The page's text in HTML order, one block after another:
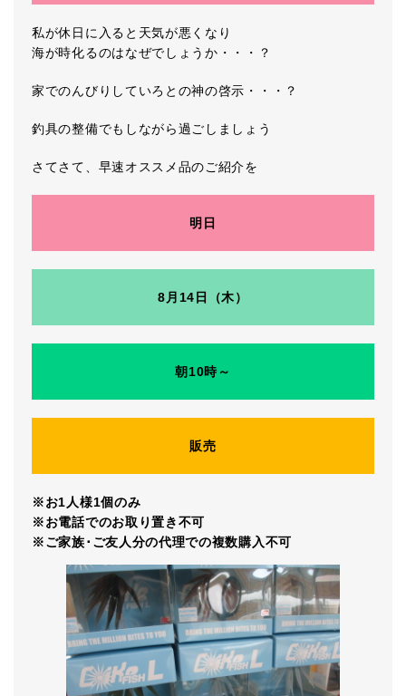
私が休日に入ると天気が悪くなり
海が時化るのはなぜでしょうか・・・？
家でのんびりしていろとの神の啓示・・・？
釣具の整備でもしながら過ごしましょう
さてさて、早速オススメ品のご紹介を
明日
8月14日（木）
朝10時～
販売
※お1人様1個のみ
※お電話でのお取り置き不可
※ご家族･ご友人分の代理での複数購入不可